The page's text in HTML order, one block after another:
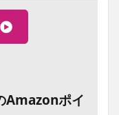
Amazonポイ